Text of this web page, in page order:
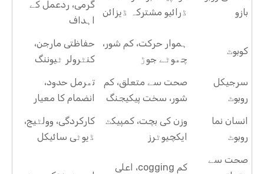
بازو
ڈرائیو مشترکہ ڈیزائن
گرمی، ردعمل کے
اہداف
کوبوٹ
ہموار حرکت، کم شور،
چھوٹے جوڑ
حفاظتی مارجن،
کنٹرولر ٹیوننگ
سرجیکل
روبوٹ
صحت سے متعلق، کم
شور، سخت پیکیجنگ
تھرمل حدود،
انضمام کا معیار
انسان نما
روبوٹ
وزن کی بچت، کمپیکٹ
ایکچیوٹرز
کارکردگی، وولٹیج،
ڈیوٹی سائیکل
صحت سے
کم cogging، اعلی